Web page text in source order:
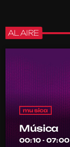
AL AIRE
musica
Música
00:10 - 07:00